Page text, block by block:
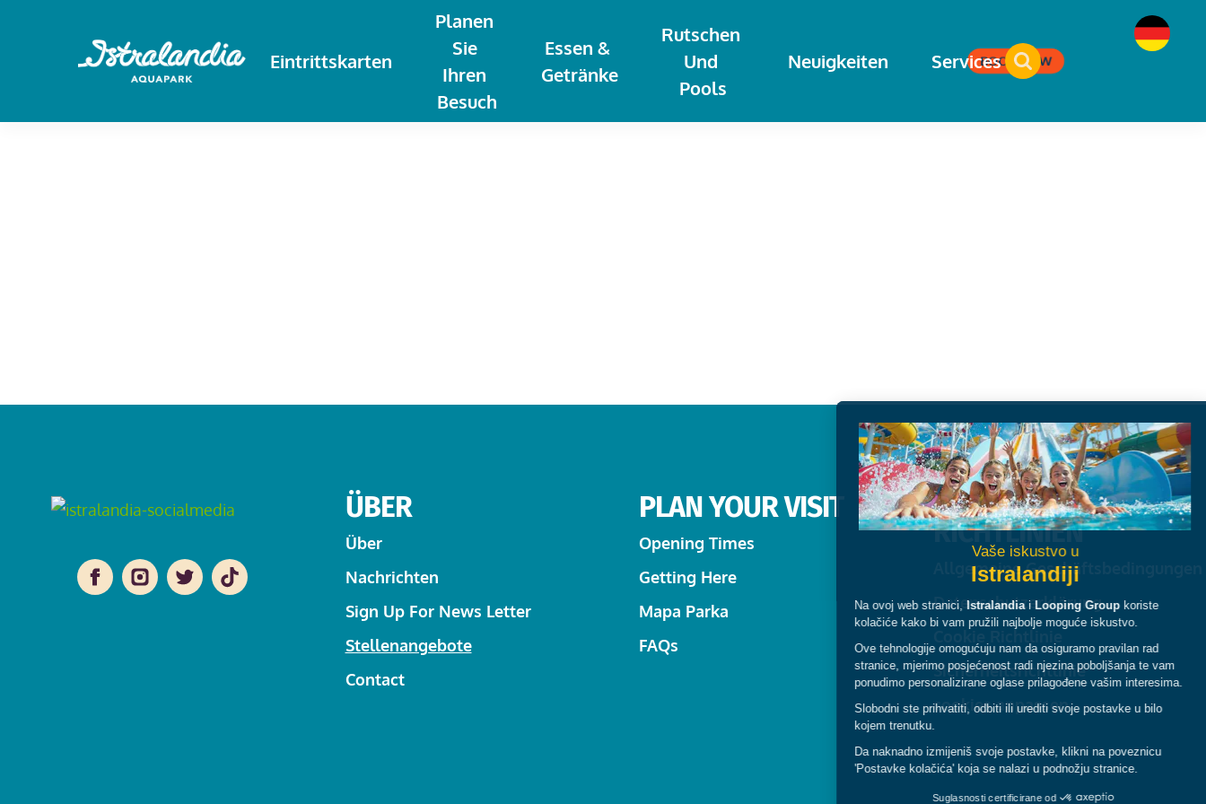
Eintrittskarten
Planen
Sie
Ihren
Besuch
Essen &
Getränke
Rutschen
Und
Pools
Neuigkeiten ServicesBOOK NOW
ÜBER
Über
Nachrichten
Sign Up For News Letter
Stellenangebote
Contact
PLAN YOUR VISIT
Opening Times
Getting Here
Mapa Parka
FAQs
RECHTLICHES &
RICHTLINIEN
Allgemeine Geschäftsbedingungen
Datenschutzerklärung
Sicherheitsrichtlinie
cookies anpassen